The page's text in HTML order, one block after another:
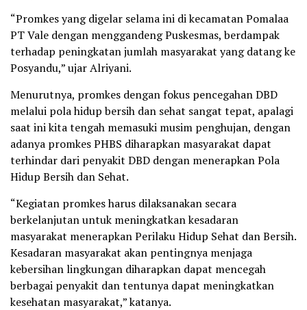
“Promkes yang digelar selama ini di kecamatan Pomalaa
PT Vale dengan menggandeng Puskesmas, berdampak
terhadap peningkatan jumlah masyarakat yang datang ke
Posyandu,” ujar Alriyani.
Menurutnya, promkes dengan fokus pencegahan DBD
melalui pola hidup bersih dan sehat sangat tepat, apalagi
saat ini kita tengah memasuki musim penghujan, dengan
adanya promkes PHBS diharapkan masyarakat dapat
terhindar dari penyakit DBD dengan menerapkan Pola
Hidup Bersih dan Sehat.
“Kegiatan promkes harus dilaksanakan secara
berkelanjutan untuk meningkatkan kesadaran
masyarakat menerapkan Perilaku Hidup Sehat dan Bersih.
Kesadaran masyarakat akan pentingnya menjaga
kebersihan lingkungan diharapkan dapat mencegah
berbagai penyakit dan tentunya dapat meningkatkan
kesehatan masyarakat,” katanya.